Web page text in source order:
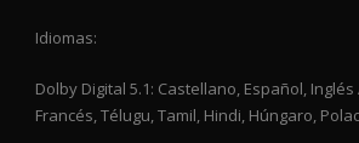
Idiomas:
Dolby Digital 5.1: Castellano, Español,
Francés, Télugu, Tamil, Hindi, Húngaro,